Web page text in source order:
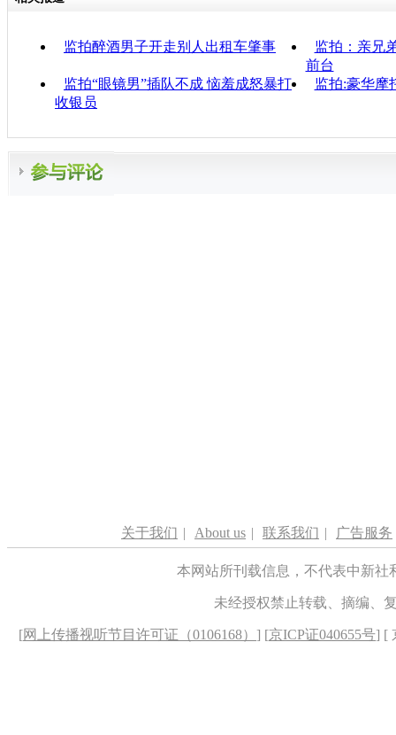
监拍醉酒男子开走别人出租车肇事
监拍：亲兄
前台
监拍“眼镜男”插队不成 恼羞成怒暴打
收银员
监拍:豪华摩
关于我们 | About us | 联系我们 | 广告服务
本网站所刊载信息，不代表中新
未经授权禁止转载、摘编、
[网上传播视听节目许可证（0106168） ] [京ICP证040655号] [